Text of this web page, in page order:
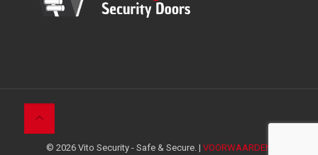
© 2026 Vito Security - Safe & Secure. | VOORWAARDEN